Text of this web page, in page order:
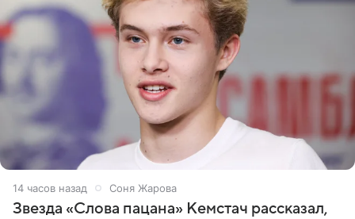
14 часов назад Соня Жарова
Звезда «Слова пацана» Кемстач рассказал,